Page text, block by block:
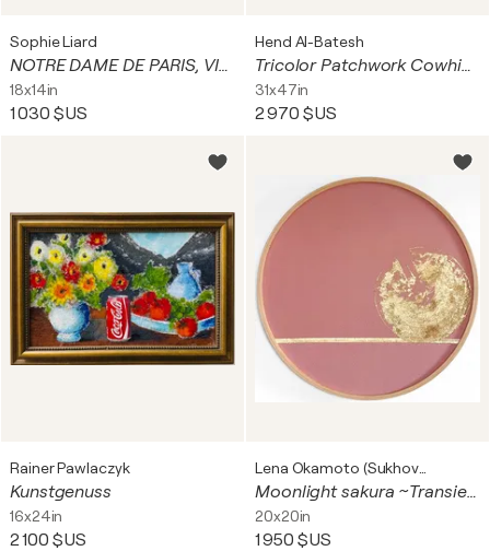
Sophie Liard
NOTRE DAME DE PARIS, VICTOR HUGO
18x14in
1 030 $US
Hend Al-Batesh
Tricolor Patchwork Cowhide Rug
31x47in
2 970 $US
Rainer Pawlaczyk
Kunstgenuss
16x24in
2 100 $US
Moonlight sakura ~Transience~ IV/ KIMONO Upcycled
20x20in
1 950 $US